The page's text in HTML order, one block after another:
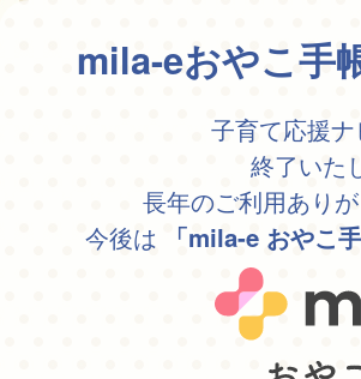
mila-eおやこ手
子育て応援
終了いた
長年のご利用あり
今後は
「mila-e おやこ手